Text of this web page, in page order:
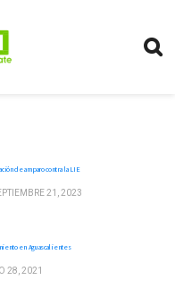
de amparo contra la LIE
21, 2023
en Aguascalientes
28, 2021